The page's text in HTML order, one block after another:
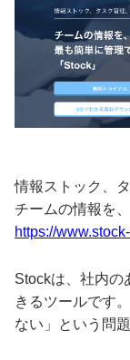
情報ストック、
チームの情報を
https://
Stockは、社内の
きるツールです
ない」という問